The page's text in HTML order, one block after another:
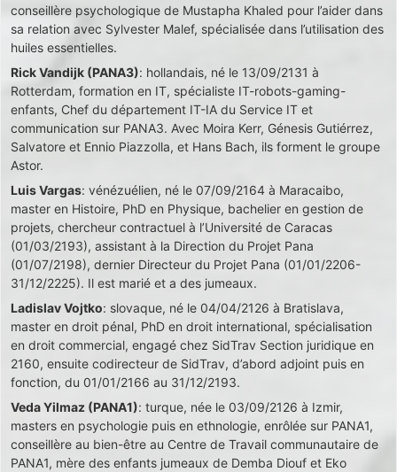
conseillère psychologique de Mustapha Khaled pour l’aider dans
sa relation avec Sylvester Malef, spécialisée dans l’utilisation des
huiles essentielles.
Rick Vandijk (PANA3): hollandais, né le 13/09/2131 à
Rotterdam, formation en IT, spécialiste IT-robots-gaming-
enfants, Chef du département IT-IA du Service IT et
communication sur PANA3. Avec Moira Kerr, Génesis Gutiérrez,
Salvatore et Ennio Piazzolla, et Hans Bach, ils forment le groupe
Astor.
Luis Vargas: vénézuélien, né le 07/09/2164 à Maracaibo,
master en Histoire, PhD en Physique, bachelier en gestion de
projets, chercheur contractuel à l’Université de Caracas
(01/03/2193), assistant à la Direction du Projet Pana
(01/07/2198), dernier Directeur du Projet Pana (01/01/2206-
31/12/2225). Il est marié et a des jumeaux.
Ladislav Vojtko: slovaque, né le 04/04/2126 à Bratislava,
master en droit pénal, PhD en droit international, spécialisation
en droit commercial, engagé chez SidTrav Section juridique en
2160, ensuite codirecteur de SidTrav, d’abord adjoint puis en
fonction, du 01/01/2166 au 31/12/2193.
Veda Yilmaz (PANA1): turque, née le 03/09/2126 à Izmir,
masters en psychologie puis en ethnologie, enrôlée sur PANA1,
conseillère au bien-être au Centre de Travail communautaire de
PANA1, mère des enfants jumeaux de Demba Diouf et Eko